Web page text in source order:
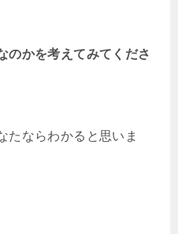
のかを考えてみてくださ
たならわかると思いま